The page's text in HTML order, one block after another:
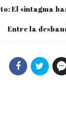
El sintagma
Entre la